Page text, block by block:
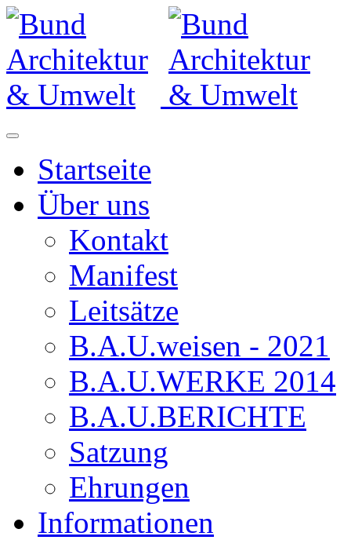
Startseite
Über uns
Kontakt
Manifest
Leitsätze
B.A.U.weisen - 2021
B.A.U.WERKE 2014
B.A.U.BERICHTE
Satzung
Ehrungen
Informationen